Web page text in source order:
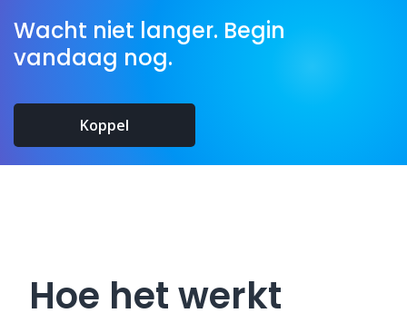
Wacht niet langer. Begin
vandaag nog.
Koppel
Hoe het werkt